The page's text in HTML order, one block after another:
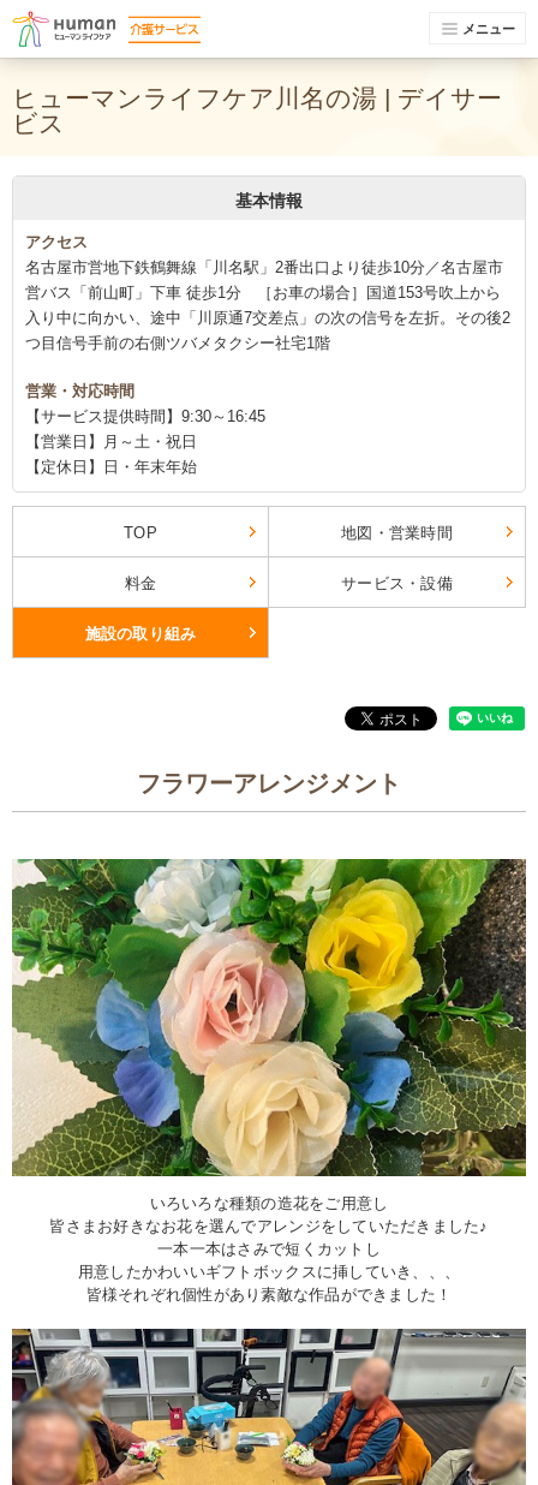
メニュー
ヒューマンライフケア川名の湯 | デイサー
ビス
基本情報
アクセス
名古屋市営地下鉄鶴舞線「川名駅」2番出口より徒歩10分／名古屋市
営バス「前山町」下車 徒歩1分 ［お車の場合］国道153号吹上から
入り中に向かい、途中「川原通7交差点」の次の信号を左折。その後2
つ目信号手前の右側ツバメタクシー社宅1階
営業・対応時間
【サービス提供時間】9:30～16:45
【営業日】月～土・祝日
【定休日】日・年末年始
TOP 地図・営業時間
料金 サービス・設備
施設の取り組み
フラワーアレンジメント
いろいろな種類の造花をご用意し
皆さまお好きなお花を選んでアレンジをしていただきました♪
一本一本はさみで短くカットし
用意したかわいいギフトボックスに挿していき、、、
皆様それぞれ個性があり素敵な作品ができました！